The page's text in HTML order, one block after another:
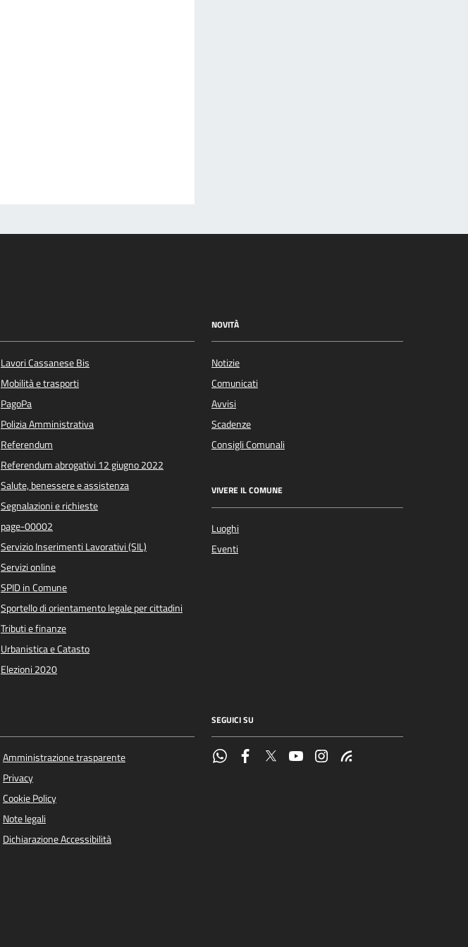
Lavori Cassanese Bis
Mobilità e trasporti
PagoPa
Polizia Amministrativa
Referendum
Referendum abrogativi 12 giugno 2022
Salute, benessere e assistenza
Segnalazioni e richieste
page-00002
Servizio Inserimenti Lavorativi (SIL)
Servizi online
SPID in Comune
Sportello di orientamento legale per cittadini
Tributi e finanze
Urbanistica e Catasto
Elezioni 2020
NOVITÀ
Notizie
Comunicati
Avvisi
Scadenze
Consigli Comunali
VIVERE IL COMUNE
Luoghi
Eventi
Amministrazione trasparente
Privacy
Cookie Policy
Note legali
Dichiarazione Accessibilità
SEGUICI SU